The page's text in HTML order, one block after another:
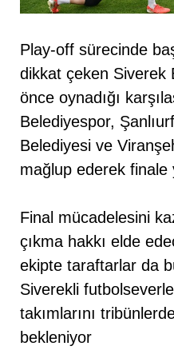
Play-off sürecinde
dikkat çeken Siverek
önce oynadığı
Belediyespor,
Belediyesi ve
mağlup ederek finale
Final mücadelesini
çıkma hakkı elde
ekipte taraftarlar da
Siverekli
takımlarını
bekleniyor